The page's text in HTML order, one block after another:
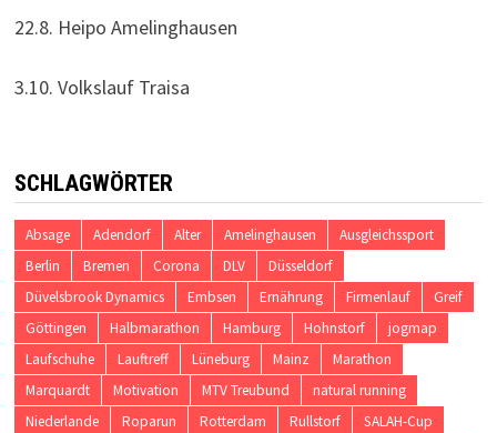
22.8. Heipo Amelinghausen
3.10. Volkslauf Traisa
SCHLAGWÖRTER
Absage Adendorf Alter Amelinghausen
Ausgleichssport
Berlin
Bremen Corona DLV
Düsseldorf
Düvelsbrook Dynamics
Embsen Ernährung Firmenlauf
Greif
Göttingen
Halbmarathon Hamburg Hohnstorf
jogmap
Laufschuhe
Lauftreff Lüneburg Mainz
Marathon
Marquardt
Motivation MTV Treubund
natural running
Niederlande
Roparun Rotterdam Rullstorf
SALAH-Cup